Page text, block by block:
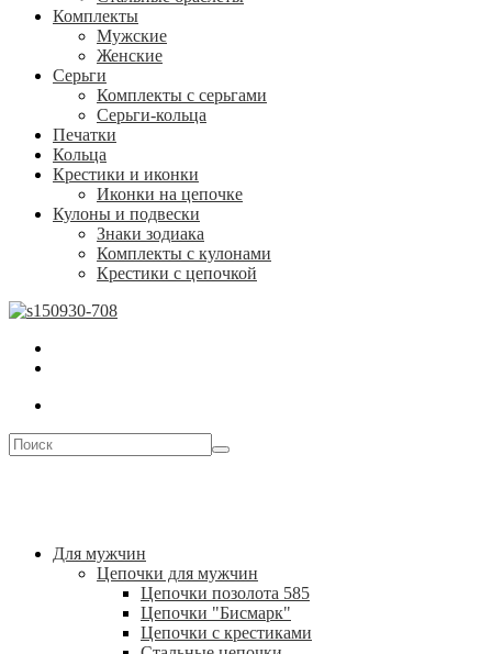
Комплекты
Мужские
Женские
Серьги
Комплекты с серьгами
Серьги-кольца
Печатки
Кольца
Крестики и иконки
Иконки на цепочке
Кулоны и подвески
Знаки зодиака
Комплекты с кулонами
Крестики с цепочкой
Для мужчин
Цепочки для мужчин
Цепочки позолота 585
Цепочки "Бисмарк"
Цепочки с крестиками